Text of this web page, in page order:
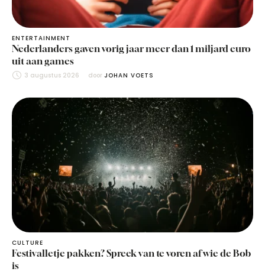
ENTERTAINMENT
Nederlanders gaven vorig jaar meer dan 1 miljard euro
uit aan games
3 augustus 2026 door JOHAN VOETS
CULTURE
Festivalletje pakken? Spreek van te voren af wie de Bob
is